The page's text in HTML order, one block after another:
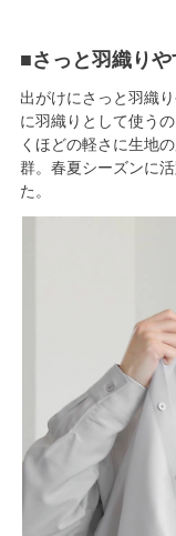
■さっと羽織り
出がけにさっと羽織
に羽織りとして使う
くほどの軽さに生地
群。春夏シーズンに
た。